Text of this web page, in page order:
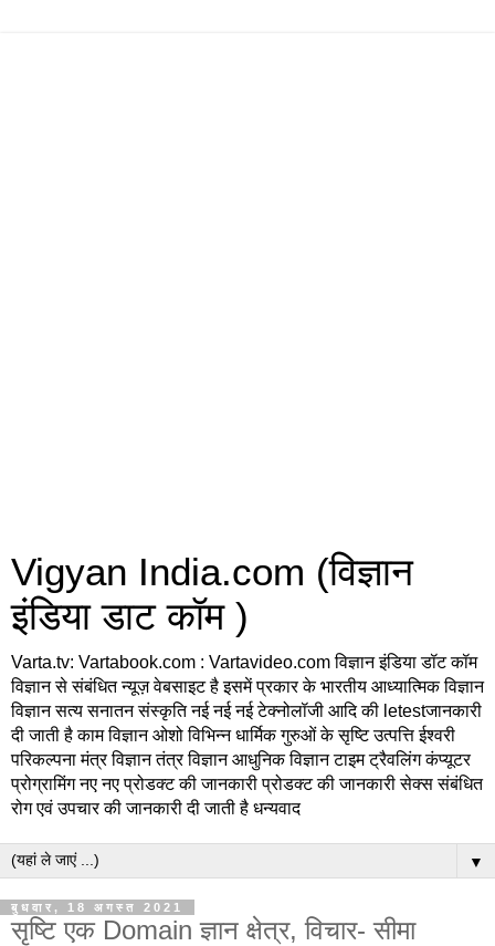
Vigyan India.com (विज्ञान
इंडिया डाट कॉम )
Varta.tv: Vartabook.com : Vartavideo.com विज्ञान इंडिया डॉट कॉम
विज्ञान से संबंधित न्यूज़ वेबसाइट है इसमें प्रकार के भारतीय आध्यात्मिक विज्ञान
विज्ञान सत्य सनातन संस्कृति नई नई नई टेक्नोलॉजी आदि की letestजानकारी
दी जाती है काम विज्ञान ओशो विभिन्न धार्मिक गुरुओं के सृष्टि उत्पत्ति ईश्वरी
परिकल्पना मंत्र विज्ञान तंत्र विज्ञान आधुनिक विज्ञान टाइम ट्रैवलिंग कंप्यूटर
प्रोग्रामिंग नए नए प्रोडक्ट की जानकारी प्रोडक्ट की जानकारी सेक्स संबंधित
रोग एवं उपचार की जानकारी दी जाती है धन्यवाद
▼
बुधवार, 18 अगस्त 2021
सृष्टि एक Domain ज्ञान क्षेत्र, विचार- सीमा